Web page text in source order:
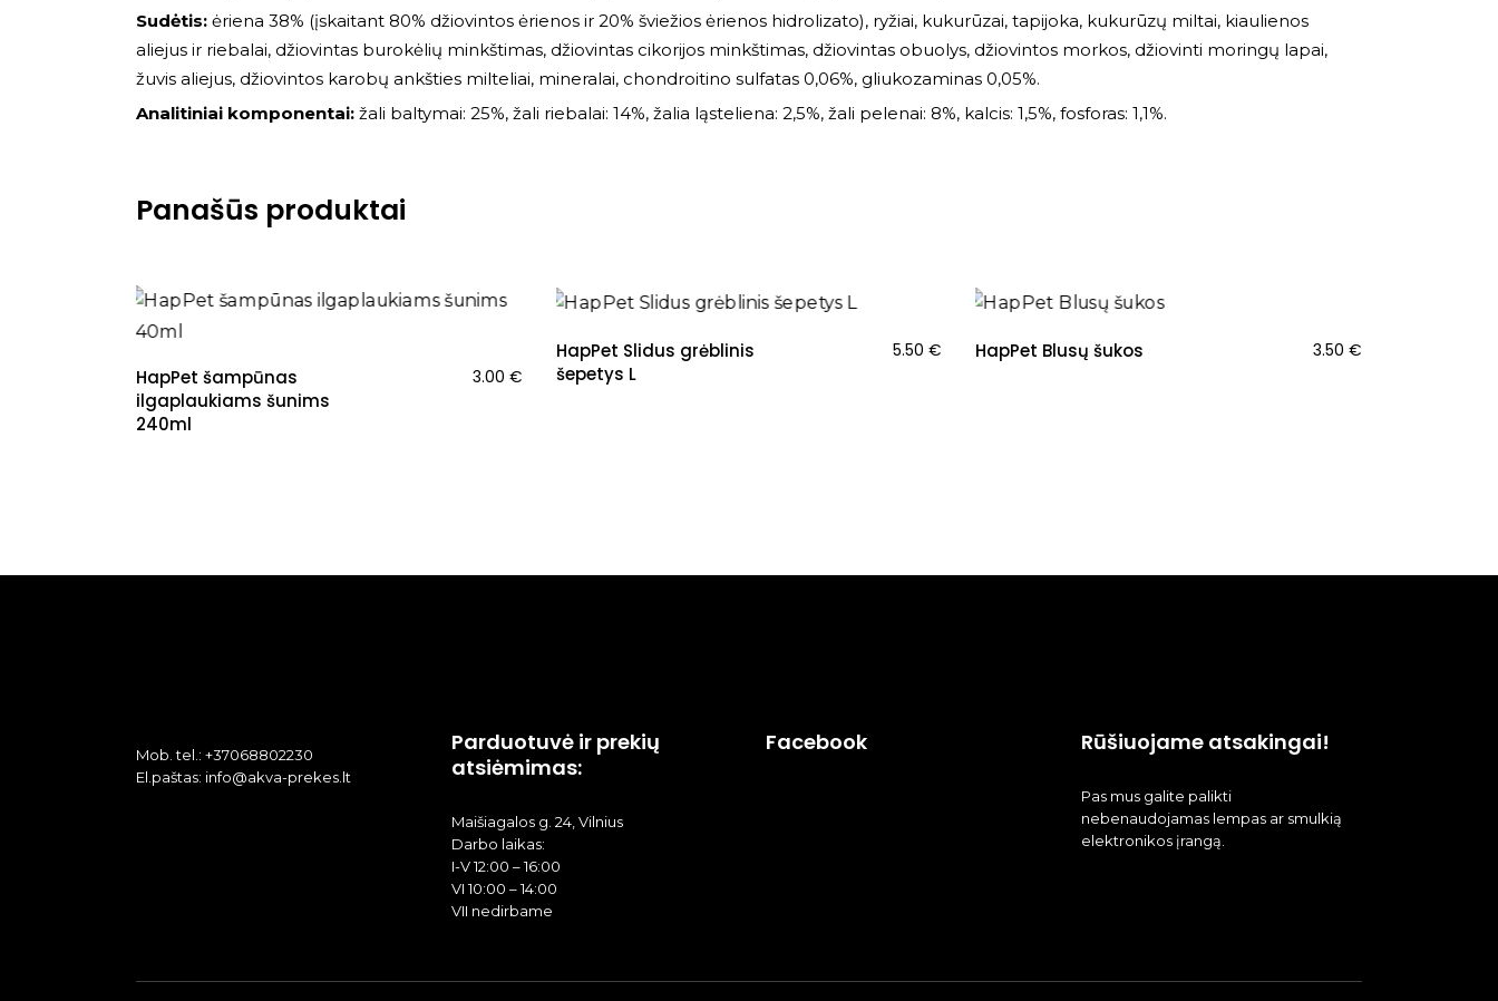
Sudėtis: ėriena 38% (įskaitant 80% džiovintos ėrienos ir 20% šviežios ėrienos hidrolizato), ryžiai, kukurūzai, tapijoka, kukurūzų miltai, kiaulienos
aliejus ir riebalai, džiovintas burokėlių minkštimas, džiovintas cikorijos minkštimas, džiovintas obuolys, džiovintos morkos, džiovinti moringų lapai,
žuvis aliejus, džiovintos karobų ankšties milteliai, mineralai, chondroitino sulfatas 0,06%, gliukozaminas 0,05%.
Analitiniai komponentai: žali baltymai: 25%, žali riebalai: 14%, žalia ląsteliena: 2,5%, žali pelenai: 8%, kalcis: 1,5%, fosforas: 1,1%.
Panašūs produktai
HapPet šampūnas
ilgaplaukiams šunims
240ml
3.00 €
HapPet Slidus grėblinis
šepetys L
5.50€ HapPet Blusų šukos 3.50 €
Mob. tel.: +37068802230
El.paštas: info@akva-prekes.lt
Parduotuvė ir prekių
atsiėmimas:
Maišiagalos g. 24, Vilnius
Darbo laikas:
I-V 12:00 – 16:00
VI 10:00 – 14:00
VII nedirbame
Facebook Rūšiuojame atsakingai!
Pas mus galite palikti
nebenaudojamas lempas ar smulkią
elektronikos įrangą.